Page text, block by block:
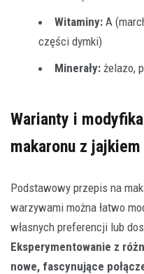
Witaminy: A
części dymki)
Minerały: żelazo,
Warianty i
makaronu z jajkiem
Podstawowy przepis na
warzywami można łatwo
własnych preferencji lub
Eksperymentowanie z
nowe, fascynujące